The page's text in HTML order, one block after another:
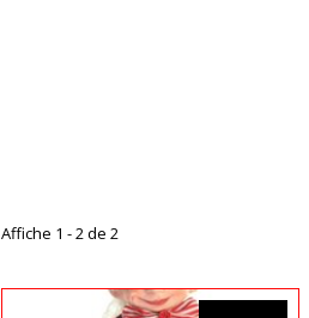
Affiche 1 - 2 de 2